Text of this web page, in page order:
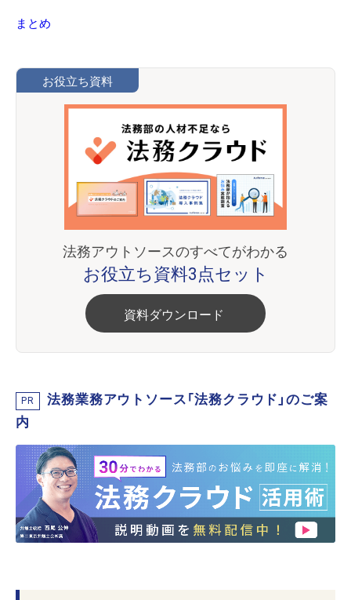
まとめ
お役立ち資料
法務アウトソースのすべてがわかる
お役立ち資料3点セット
資料ダウンロード
PR
法務業務アウトソース「法務クラウド」のご案
内